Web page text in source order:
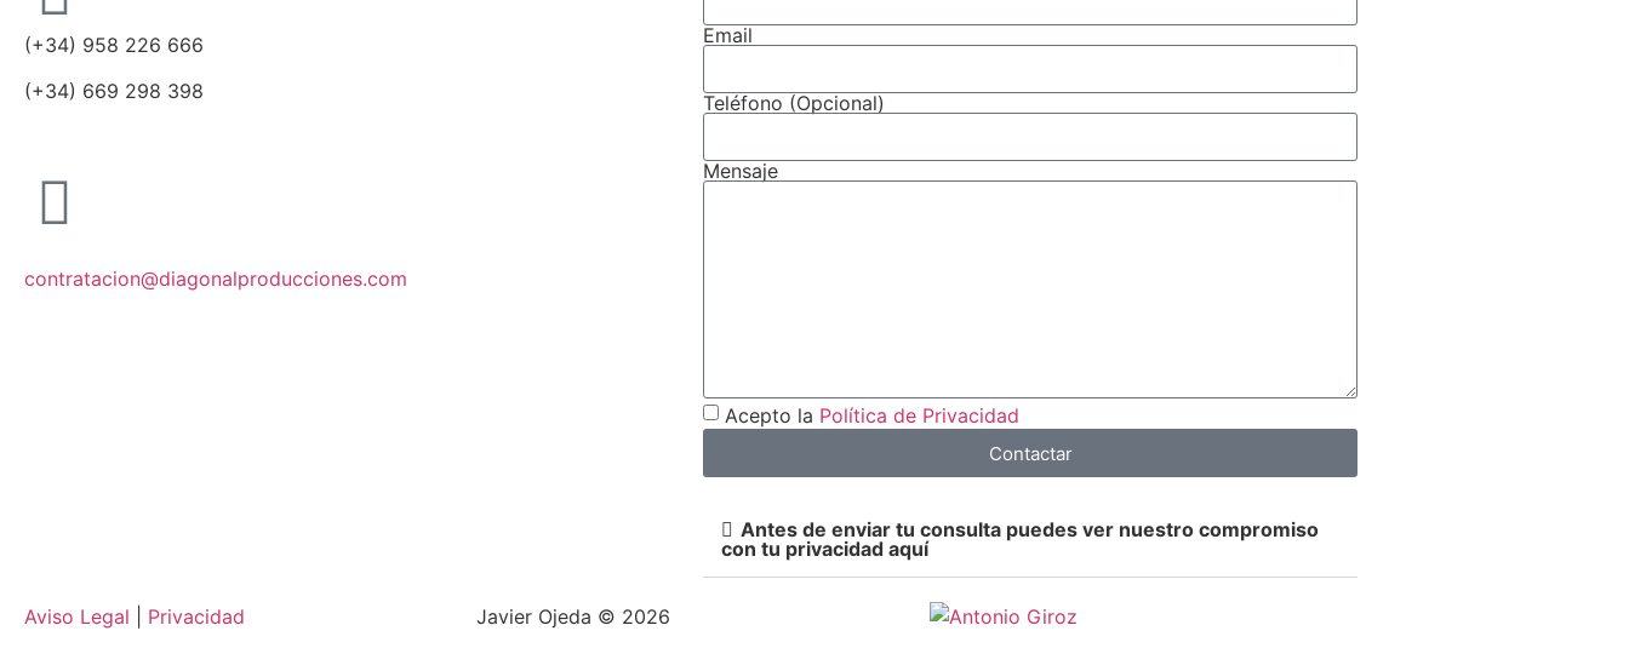
(+34) 958 226 666
(+34) 669 298 398
contratacion@diagonalproducciones.com
Email
Teléfono (Opcional)
Mensaje
Acepto la Política de Privacidad
Contactar
Antes de enviar tu consulta puedes ver nuestro compromiso
con tu privacidad aquí
Aviso Legal Privacidad Javier Ojeda © 2026